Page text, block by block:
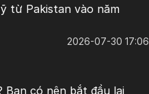
từ Pakistan vào năm
2026-07-30 17:06
Bạn có nên bắt đầu lại